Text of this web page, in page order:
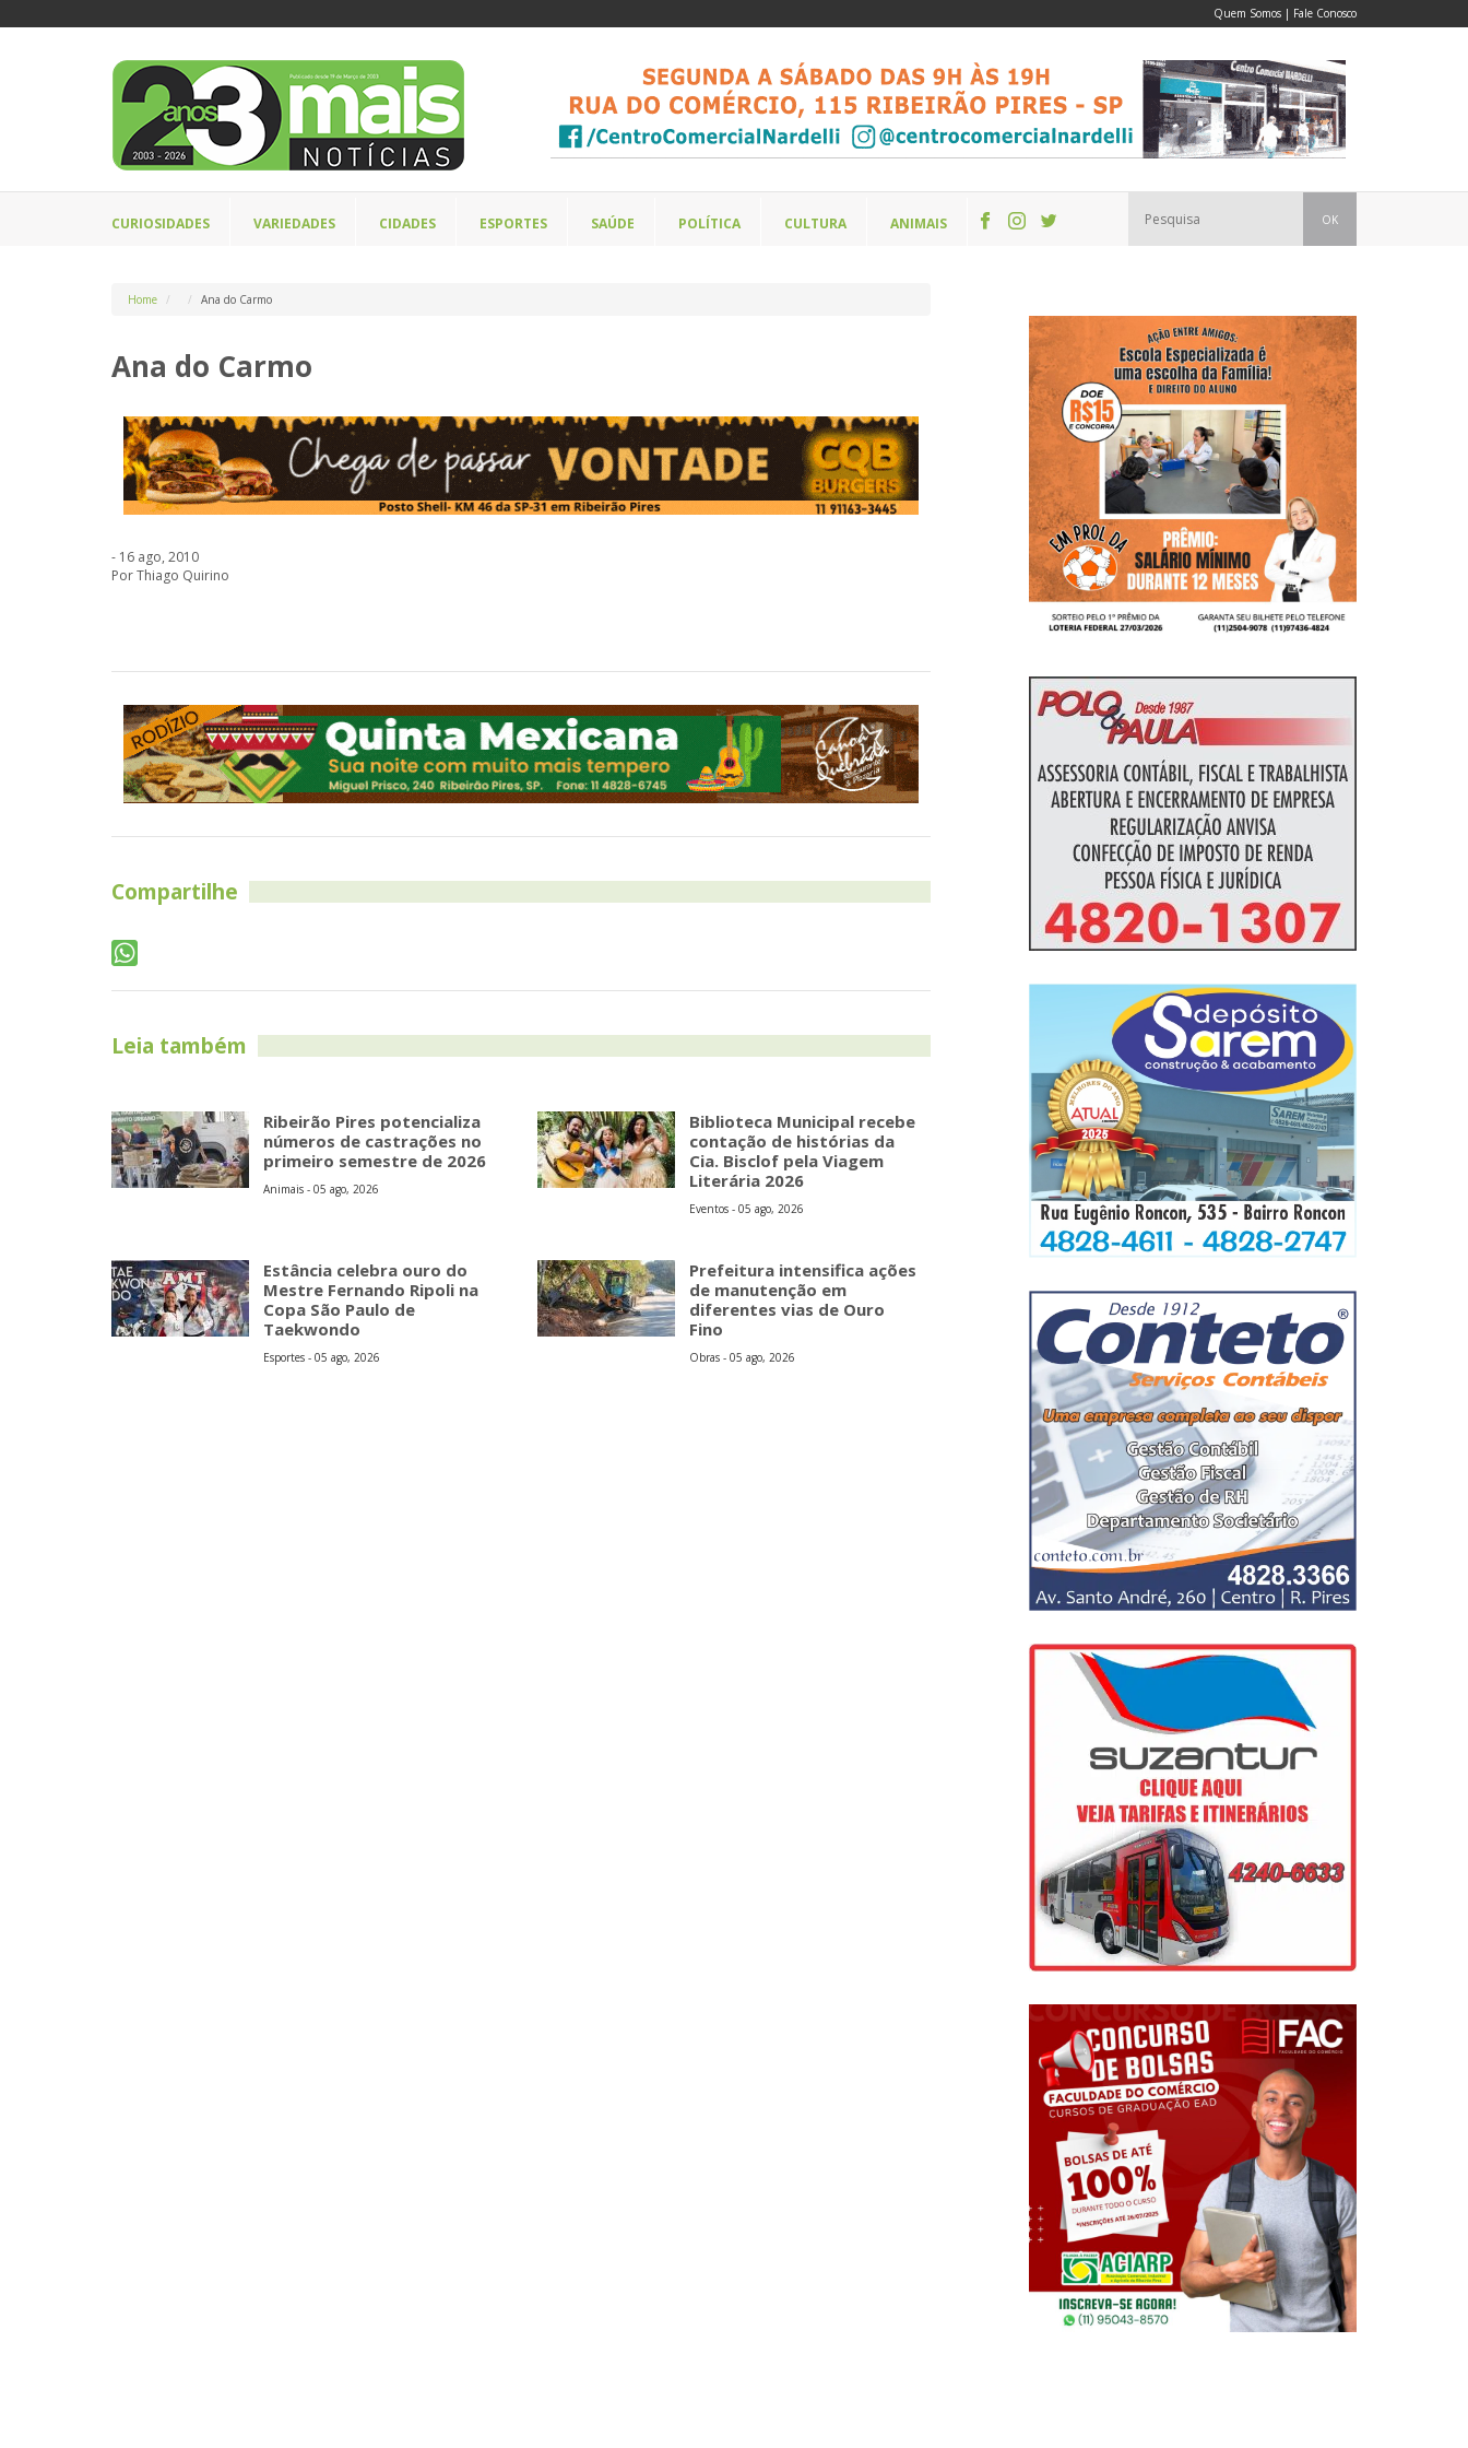
Quem Somos | Fale Conosco
CURIOSIDADES VARIEDADES CIDADES ESPORTES SAÚDE POLÍTICA CULTURA ANIMAIS OK
Home Ana do Carmo
Ana do Carmo
- 16 ago, 2010
Por Thiago Quirino
Compartilhe
Leia também
Ribeirão Pires potencializa
números de castrações no
primeiro semestre de 2026
Animais - 05 ago, 2026
Biblioteca Municipal recebe
contação de histórias da
Cia. Bisclof pela Viagem
Literária 2026
Eventos - 05 ago, 2026
Estância celebra ouro do
Mestre Fernando Ripoli na
Copa São Paulo de
Taekwondo
Esportes - 05 ago, 2026
Prefeitura intensifica ações
de manutenção em
diferentes vias de Ouro
Fino
Obras - 05 ago, 2026